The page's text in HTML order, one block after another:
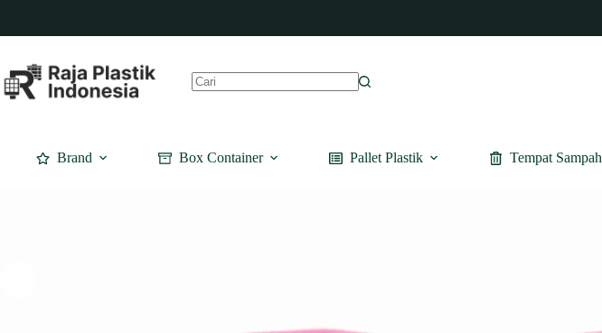
content
Brand Box Container Pallet Plastik Tempat Sampah